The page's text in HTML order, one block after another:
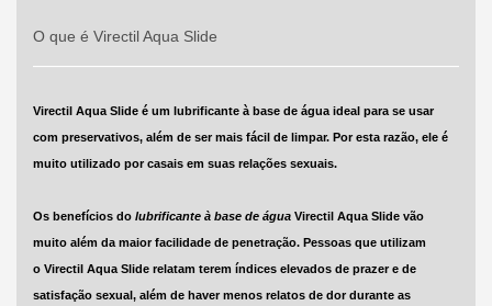
O que é Virectil Aqua Slide
Virectil Aqua Slide é um lubrificante à base de águaideal para se usar
com preservativos, além de ser mais fácil de limpar. Por esta razão, ele é
muito utilizado por casais em suas relações sexuais.
Os benefícios do lubrificante à base de águaVirectil Aqua Slidevão
muito além da maior facilidade de penetração. Pessoas que utilizam
o Virectil Aqua Slide relatam terem índices elevados de prazer e de
satisfação sexual, além de haver menos relatos de dor durante as